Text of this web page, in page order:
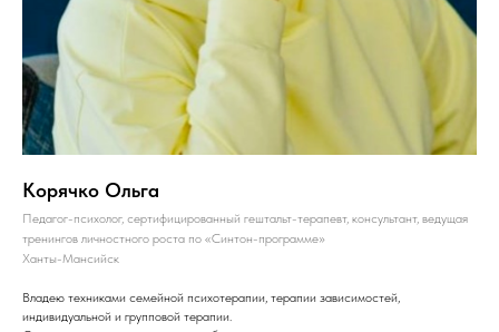
Корячко Ольга
Педагог-психолог, сертифицированный гештальт-терапевт, консультант, ведущая
тренингов личностного роста по «Синтон-программе»
Ханты-Мансийск
Владею техниками семейной психотерапии, терапии зависимостей,
индивидуальной и групповой терапии.